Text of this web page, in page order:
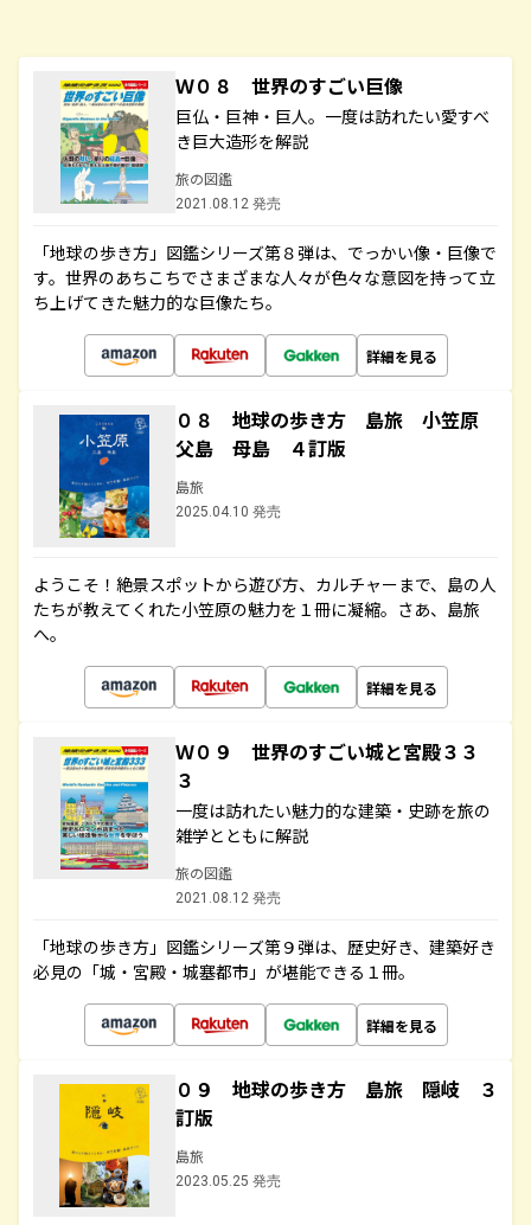
Ｗ０８ 世界のすごい巨像
巨仏・巨神・巨人。一度は訪れたい愛すべ
き巨大造形を解説
旅の図鑑
2021.08.12 発売
「地球の歩き方」図鑑シリーズ第８弾は、でっかい像・巨像で
す。世界のあちこちでさまざまな人々が色々な意図を持って立
ち上げてきた魅力的な巨像たち。
詳細を見る
０８ 地球の歩き方 島旅 小笠原
父島 母島 ４訂版
島旅
2025.04.10 発売
ようこそ！絶景スポットから遊び方、カルチャーまで、島の人
たちが教えてくれた小笠原の魅力を１冊に凝縮。さあ、島旅
へ。
詳細を見る
Ｗ０９ 世界のすごい城と宮殿３３
３
一度は訪れたい魅力的な建築・史跡を旅の
雑学とともに解説
旅の図鑑
2021.08.12 発売
「地球の歩き方」図鑑シリーズ第９弾は、歴史好き、建築好き
必見の「城・宮殿・城塞都市」が堪能できる１冊。
詳細を見る
０９ 地球の歩き方 島旅 隠岐 ３
訂版
島旅
2023.05.25 発売